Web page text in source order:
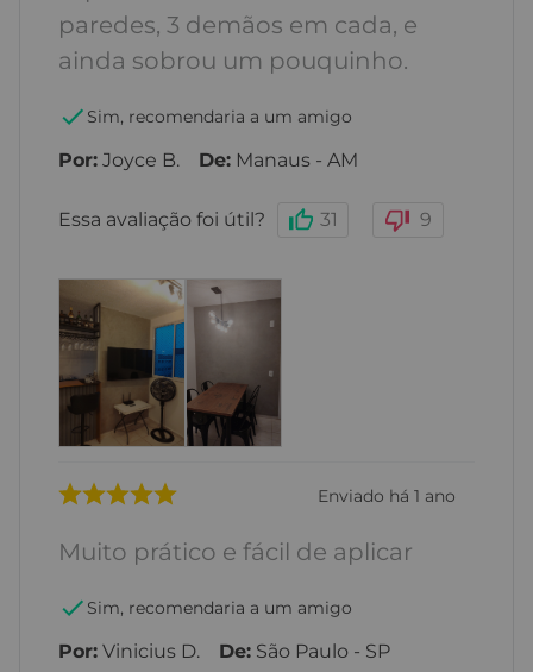
paredes, 3 demãos em cada, e
ainda sobrou um pouquinho.
Sim, recomendaria a um amigo
Por: Joyce B. De: Manaus - AM
Essa avaliação foi útil? 31 9
Enviado há 1 ano
Muito prático e fácil de aplicar
Sim, recomendaria a um amigo
Por: Vinicius D. De: São Paulo - SP